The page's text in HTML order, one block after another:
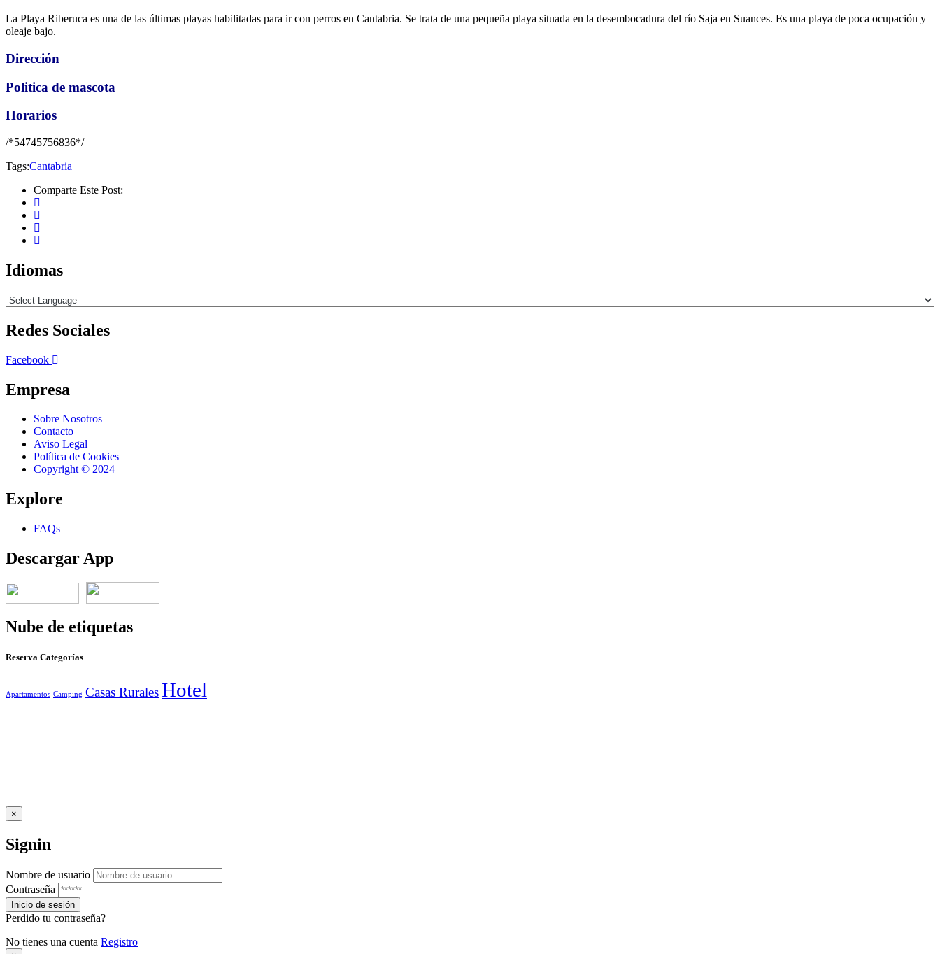
La Playa Riberuca es una de las últimas playas habilitadas para ir con perros en Cantabria. Se trata de una pequeña playa situada en la desembocadura del río Saja en Suances. Es una playa de poca ocupación y
oleaje bajo.
Dirección
Politica de mascota
Horarios
/*54745756836*/
Tags:Cantabria
Comparte Este Post:
Idiomas
Redes Sociales
Facebook
Empresa
Sobre Nosotros
Contacto
Aviso Legal
Política de Cookies
Copyright © 2024
Explore
FAQs
Descargar App
Nube de etiquetas
Reserva Categorías
Apartamentos Camping Casas RuralesHotel
×
Signin
Nombre de usuario
Contraseña
Perdido tu contraseña?
No tienes una cuenta Registro